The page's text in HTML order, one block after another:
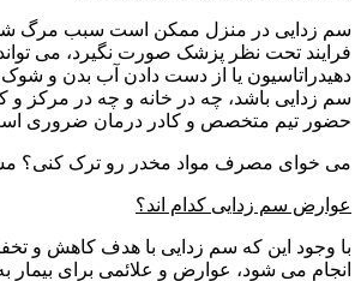
سم زدایی در منزل ممکن است سبب مرگ
فرایند تحت نظر پزشک صورت نگیرد، می
دهیدراتاسیون یا از دست دادن آب بدن و
سم زدایی باشد، چه در خانه و چه در مرکز و
حضور تیم متخصص و کادر درمان ضروری
می خوای مصرف مواد مخدر رو ترک کنی؟
عوارض سم زدایی کدام اند؟
با وجود این که سم زدایی با هدف کاهش و
انجام می شود، عوارض و علائمی برای بیمار